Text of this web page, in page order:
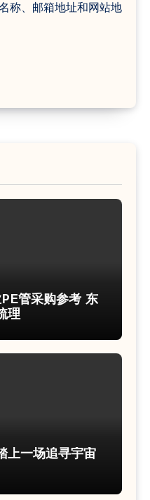
称、邮箱地址和网站地
管采购参考 东
理
上一场追寻宇宙